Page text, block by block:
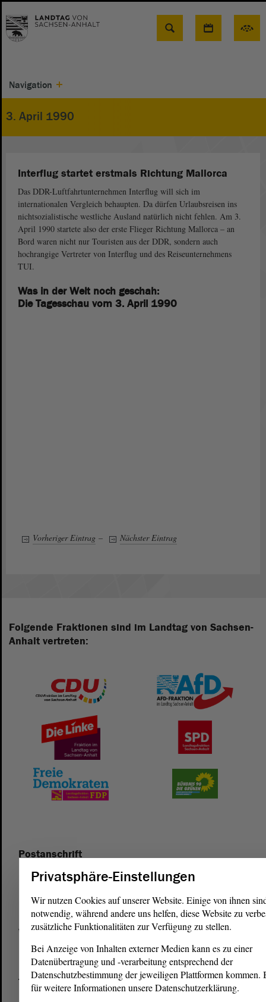
Suche
Navigation
3. April 1990
Interflug startet erstmals Richtung Mallorca
Das DDR-Luftfahrtunternehmen Interflug will sich im
internationalen Vergleich behaupten. Da dürfen Urlaubsreisen ins
nichtsozialistische westliche Ausland natürlich nicht fehlen. Am 3.
April 1990 startete also der erste Flieger Richtung Mallorca – an
Bord waren nicht nur Touristen aus der DDR, sondern auch
hochrangige Vertreter von Interflug und des Reiseunternehmens
TUI.
Was in der Welt noch geschah:
Die Tagesschau vom 3. April 1990
Vorheriger Eintrag – Nächster Eintrag
Folgende Fraktionen sind im Landtag von Sachsen-
Anhalt vertreten:
Postanschrift
Landtagvon Sachsen-Anhalt
Domplatz 6–9
39104 Magdeburg
Wegbeschreibung
Auf Google Maps
Telefon und Fax
Privatsphäre-Einstellungen
Wir nutzen Cookies auf unserer Website. Einige von ihnen
notwendig, während andere uns helfen, diese Website zu
zusätzliche Funktionalitäten zur Verfügung zu stellen.
Bei Anzeige von Inhalten externer Medien kann es zu einer
Datenübertragung und -verarbeitung entsprechend der
Datenschutzbestimmung der jeweiligen Plattformen kommen.
für weitere Informationen unsere Datenschutzerklärung.